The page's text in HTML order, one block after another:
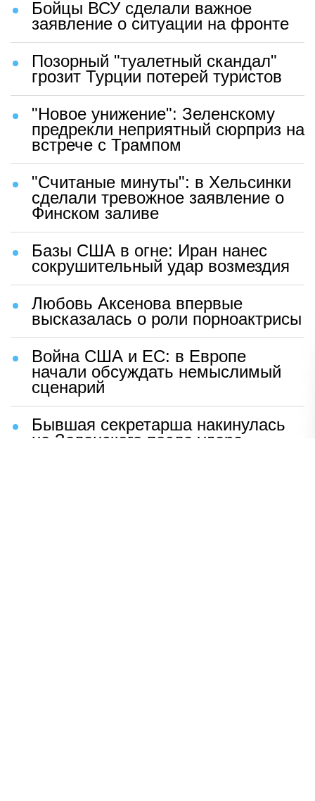
Бойцы ВСУ сделали важное
заявление о ситуации на фронте
Позорный "туалетный скандал"
грозит Турции потерей туристов
"Новое унижение": Зеленскому
предрекли неприятный сюрприз на
встрече с Трампом
"Считаные минуты": в Хельсинки
сделали тревожное заявление о
Финском заливе
Базы США в огне: Иран нанес
сокрушительный удар возмездия
Любовь Аксенова впервые
высказалась о роли порноактрисы
Война США и ЕС: в Европе
начали обсуждать немыслимый
сценарий
Бывшая секретарша накинулась
на Зеленского после удара